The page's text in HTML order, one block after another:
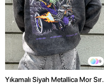
9
Yıkamalı Siyah Metallica Mor Sırt